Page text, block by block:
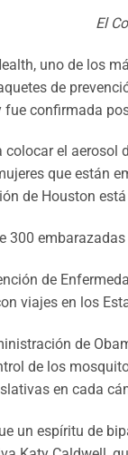
El
uno de los
de
fue confirmada
el aerosol
que están
de Houston
300
de
viajes en los
de
de los
en cada
un espíritu de